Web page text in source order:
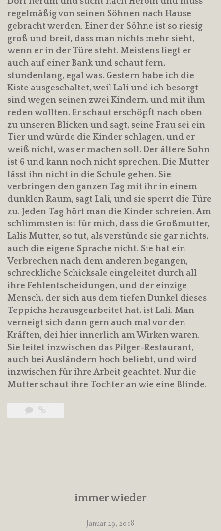
regelmäßig von seinen Söhnen nach Hause
gebracht werden. Einer der Söhne ist so riesig
groß und breit, dass man nichts mehr sieht,
wenn er in der Türe steht. Meistens liegt er
auch auf einer Bank und schaut fern,
stundenlang, egal was. Gestern habe ich die
Kiste ausgeschaltet, weil Lali und ich besorgt
sind wegen seinen zwei Kindern, und mit ihm
reden wollten. Er schaut erschöpft nach oben
zu unseren Blicken und sagt, seine Frau sei ein
Tier und würde die Kinder schlagen, und er
weiß nicht, was er machen soll. Der ältere Sohn
ist 6 und kann noch nicht sprechen. Die Mutter
lässt ihn nicht in die Schule gehen. Sie
verbringen den ganzen Tag mit ihr in einem
dunklen Raum, sagt Lali, und sie sperrt die Türe
zu. Jeden Tag hört man die Kinder schreien. Am
schlimmsten ist für mich, dass die Großmutter,
Lalis Mutter, so tut, als verstünde sie gar nichts,
auch die eigene Sprache nicht. Sie hat ein
Verbrechen nach dem anderen begangen,
schreckliche Schicksale eingeleitet durch all
ihre Fehlentscheidungen, und der einzige
Mensch, der sich aus dem tiefen Dunkel dieses
Teppichs herausgearbeitet hat, ist Lali. Man
verneigt sich dann gern auch mal vor den
Kräften, dei hier innerlich am Wirken waren.
Sie leitet inzwischen das Pilger-Restaurant,
auch bei Ausländern hoch beliebt, und wird
inzwischen für ihre Arbeit geachtet. Nur die
Mutter schaut ihre Tochter an wie eine Blinde.
immer wieder
Januar 29, 2018